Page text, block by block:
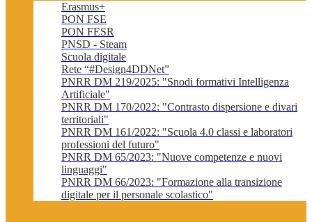
Erasmus+
PON FSE
PON FESR
PNSD - Steam
Scuola digitale
Rete “#Design4DDNet”
PNRR DM 219/2025: "Snodi formativi Intelligenza
Artificiale"
PNRR DM 170/2022: "Contrasto dispersione e divari
territoriali"
PNRR DM 161/2022: "Scuola 4.0 classi e laboratori
professioni del futuro"
PNRR DM 65/2023: "Nuove competenze e nuovi
linguaggi"
PNRR DM 66/2023: "Formazione alla transizione
digitale per il personale scolastico"